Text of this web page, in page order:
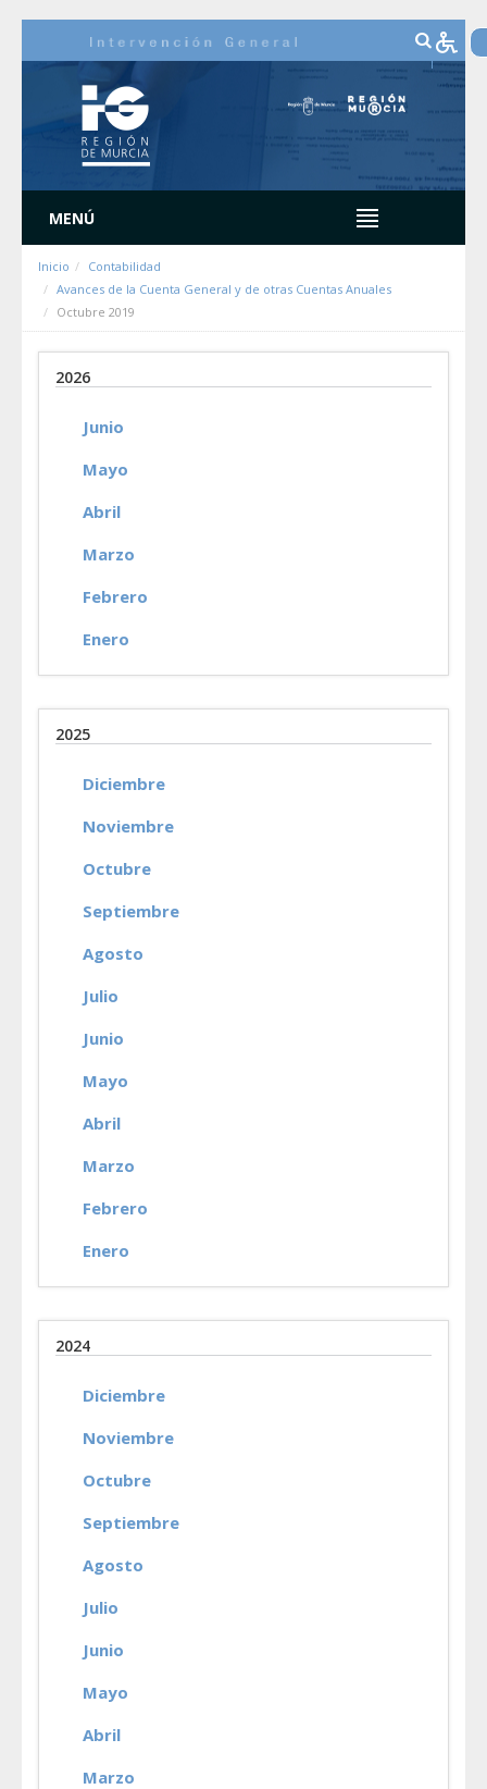
MENÚ
Inicio
Contabilidad
Avances de la Cuenta General y de otras Cuentas Anuales
Octubre 2019
2026
Junio
Mayo
Abril
Marzo
Febrero
Enero
2025
Diciembre
Noviembre
Octubre
Septiembre
Agosto
Julio
Junio
Mayo
Abril
Marzo
Febrero
Enero
2024
Diciembre
Noviembre
Octubre
Septiembre
Agosto
Julio
Junio
Mayo
Abril
Marzo